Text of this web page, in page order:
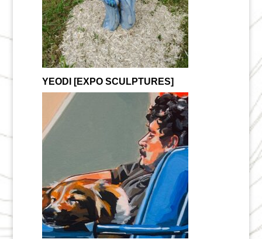
YEODI [EXPO SCULPTURES]